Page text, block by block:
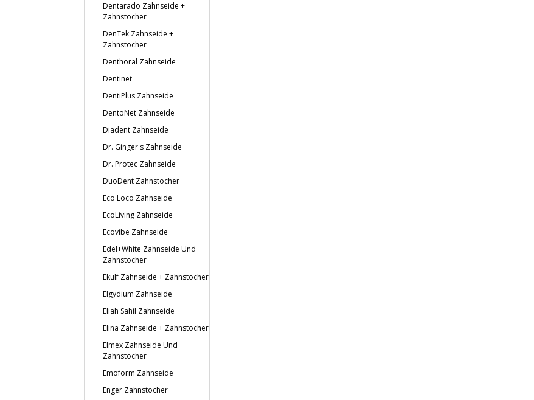
Dentarado Zahnseide +
Zahnstocher
DenTek Zahnseide +
Zahnstocher
Denthoral Zahnseide
Dentinet
DentiPlus Zahnseide
DentoNet Zahnseide
Diadent Zahnseide
Dr. Ginger's Zahnseide
Dr. Protec Zahnseide
DuoDent Zahnstocher
Eco Loco Zahnseide
EcoLiving Zahnseide
Ecovibe Zahnseide
Edel+White Zahnseide Und
Zahnstocher
Ekulf Zahnseide + Zahnstocher
Elgydium Zahnseide
Eliah Sahil Zahnseide
Elina Zahnseide + Zahnstocher
Elmex Zahnseide Und
Zahnstocher
Emoform Zahnseide
Enger Zahnstocher